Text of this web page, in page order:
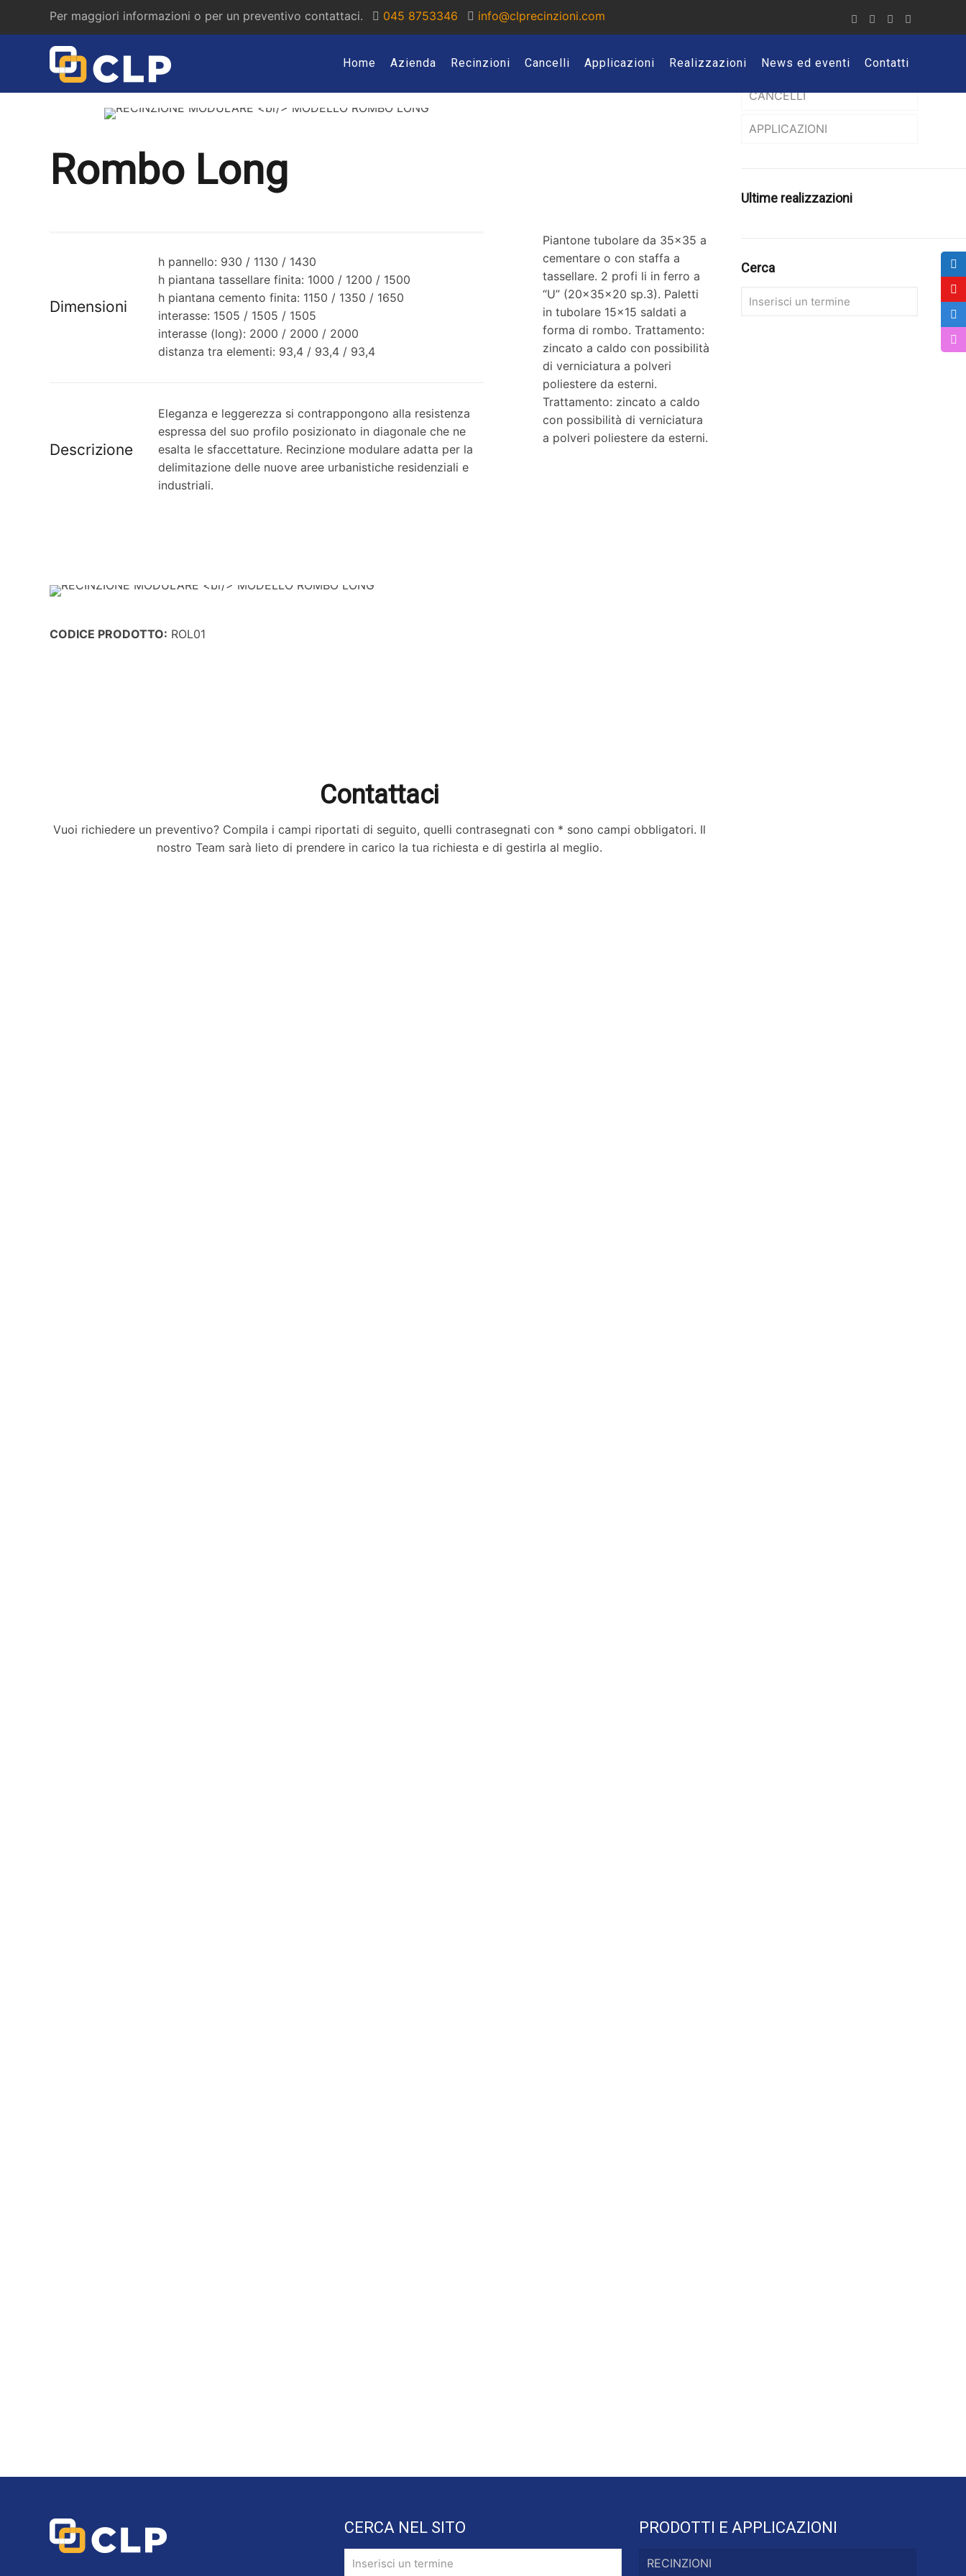
Per maggiori informazioni o per un preventivo contattaci. 045 8753346 info@clprecinzioni.com
Home Azienda Recinzioni Cancelli Applicazioni Realizzazioni News ed eventi Contatti
Rombo Long
Dimensioni
h pannello: 930 / 1130 / 1430
h piantana tassellare finita: 1000 / 1200 / 1500
h piantana cemento finita: 1150 / 1350 / 1650
interasse: 1505 / 1505 / 1505
interasse (long): 2000 / 2000 / 2000
distanza tra elementi: 93,4 / 93,4 / 93,4
Descrizione
Eleganza e leggerezza si contrappongono alla resistenza
espressa del suo profilo posizionato in diagonale che ne
esalta le sfaccettature. Recinzione modulare adatta per la
delimitazione delle nuove aree urbanistiche residenziali e
industriali.
Piantone tubolare da 35×35 a
cementare o con staffa a
tassellare. 2 profi li in ferro a
“U” (20x35x20 sp.3). Paletti
in tubolare 15×15 saldati a
forma di rombo. Trattamento:
zincato a caldo con possibilità
di verniciatura a polveri
poliestere da esterni.
Trattamento: zincato a caldo
con possibilità di verniciatura
a polveri poliestere da esterni.
CODICE PRODOTTO: ROL01
Contattaci
Vuoi richiedere un preventivo? Compila i campi riportati di seguito, quelli contrasegnati con * sono campi obbligatori. Il
nostro Team sarà lieto di prendere in carico la tua richiesta e di gestirla al meglio.
RECINZIONI
Recinzioni modulari
Recinzioni a pannelli
CANCELLI
Cancelli prefabbricati
Cancelli in ferro battuto
Cancelli scorrevoli
APPLICAZIONI
Griglie e chiusini
Nicchie per gas ed
Ultime realizzazioni
Cerca
CERCA NEL SITO PRODOTTI E APPLICAZIONI
RECINZIONI